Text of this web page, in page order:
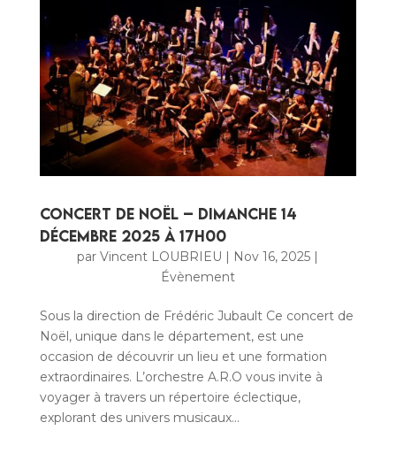
Concert de Noël – Dimanche 14
Décembre 2025 à 17H00
parVincent LOUBRIEU | Nov 16, 2025 |
Évènement
Sous la direction de Frédéric Jubault Ce concert de
Noël, unique dans le département, est une
occasion de découvrir un lieu et une formation
extraordinaires. L’orchestre A.R.O vous invite à
voyager à travers un répertoire éclectique,
explorant des univers musicaux...